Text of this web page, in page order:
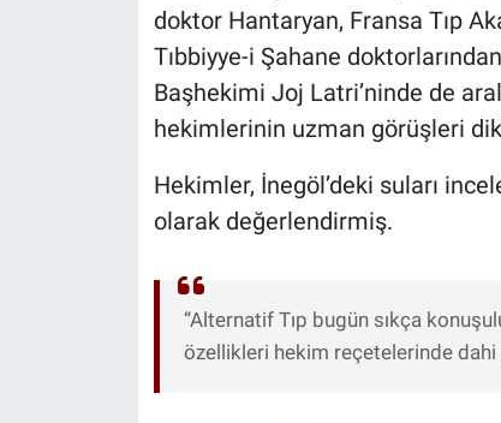
doktor Hantaryan, Fransa Tıp
Tıbbiyye-i Şahane
Başhekimi Joj Latri’ninde de
hekimlerinin uzman görüşleri
Hekimler, İnegöl’deki suları
olarak değerlendirmiş.
“Alternatif Tıp bugün sıkça
özellikleri hekim reçetelerinde dahi